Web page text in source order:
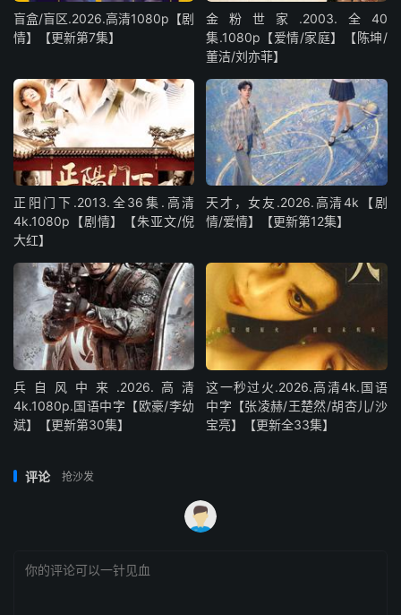
盲盒/盲区.2026.高清1080p【剧
情】【更新第7集】
金粉世家.2003.全40
集.1080p【爱情/家庭】【陈坤/
董洁/刘亦菲】
正阳门下.2013.全36集.高清
4k.1080p【剧情】【朱亚文/倪
大红】
天才，女友.2026.高清4k【剧
情/爱情】【更新第12集】
兵自风中来‎.2026.高清
4k.1080p.国语中字【欧豪/李幼
斌】【更新第30集】
这一秒过火.2026.高清4k.国语
中字【张凌赫/王楚然/胡杏儿/沙
宝亮】【更新全33集】
评论 抢沙发